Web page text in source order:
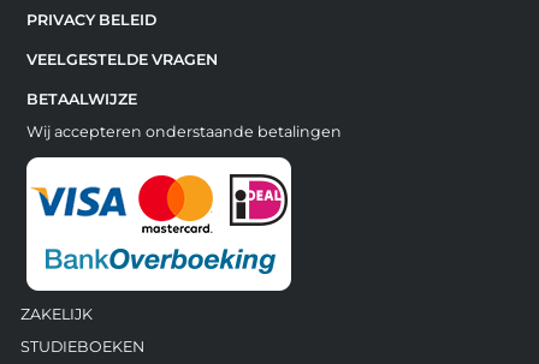
PRIVACY BELEID
VEELGESTELDE VRAGEN
BETAALWIJZE
Wij accepteren onderstaande betalingen
ZAKELIJK
STUDIEBOEKEN